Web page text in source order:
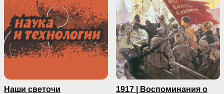
Наши светочи
1917 | Воспоминания о